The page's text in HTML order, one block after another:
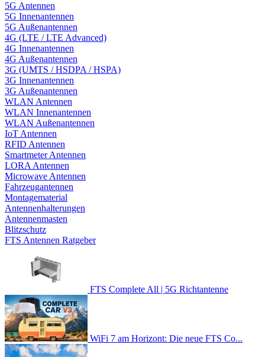
5G Antennen
5G Innenantennen
5G Außenantennen
4G (LTE / LTE Advanced)
4G Innenantennen
4G Außenantennen
3G (UMTS / HSDPA / HSPA)
3G Innenantennen
3G Außenantennen
WLAN Antennen
WLAN Innenantennen
WLAN Außenantennen
IoT Antennen
RFID Antennen
Smartmeter Antennen
LORA Antennen
Microwave Antennen
Fahrzeugantennen
Montagematerial
Antennenhalterungen
Antennenmasten
Blitzschutz
FTS Antennen Ratgeber
FTS Complete All | 5G Richtantenne
WiFi 7 am Horizont: Die neue FTS Co...